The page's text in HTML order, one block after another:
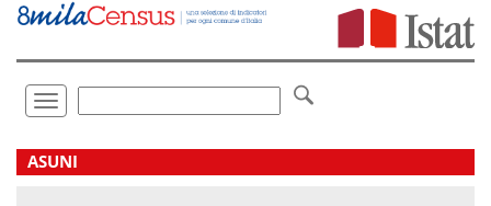
Vai
direttamente
Toggle
navigation
.
ASUNI